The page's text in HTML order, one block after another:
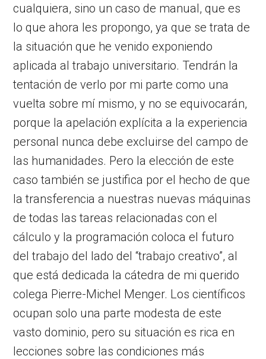
cualquiera, sino un caso de manual, que es
lo que ahora les propongo, ya que se trata de
la situación que he venido exponiendo
aplicada al trabajo universitario. Tendrán la
tentación de verlo por mi parte como una
vuelta sobre mí mismo, y no se equivocarán,
porque la apelación explícita a la experiencia
personal nunca debe excluirse del campo de
las humanidades. Pero la elección de este
caso también se justifica por el hecho de que
la transferencia a nuestras nuevas máquinas
de todas las tareas relacionadas con el
cálculo y la programación coloca el futuro
del trabajo del lado del “trabajo creativo”, al
que está dedicada la cátedra de mi querido
colega Pierre-Michel Menger. Los científicos
ocupan solo una parte modesta de este
vasto dominio, pero su situación es rica en
lecciones sobre las condiciones más